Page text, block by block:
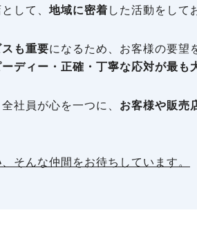
して、 地域に密着 した活動をして
も重要になるため、お客様の要望
ーディー・正確・丁寧な応対が最も
社員が心を一つに、 お客様や販売
、そんな仲間をお待ちしています。